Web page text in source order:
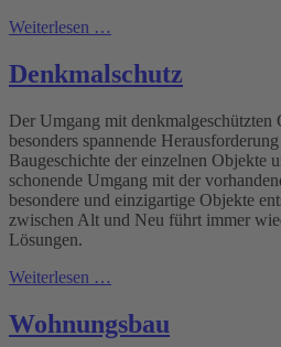
Weiterlesen …
Denkmalschutz
Der Umgang mit denkmalgeschützten
besonders spannende
Baugeschichte der einzelnen Objekte
schonende Umgang mit der
besondere und einzigartige Objekte
zwischen Alt und Neu führt immer
Lösungen.
Weiterlesen …
Wohnungsbau